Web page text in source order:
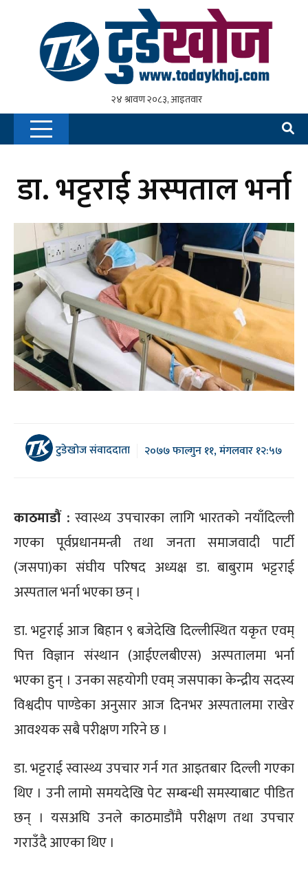
डा. भट्टराई अस्पताल भर्ना
टुडेखोज संवाददाता २०७७ फाल्गुन ११, मंगलवार १२:५७
काठमाडौं : स्वास्थ्य उपचारका लागि भारतको नयाँदिल्ली
गएका पूर्वप्रधानमन्त्री तथा जनता समाजवादी पार्टी
(जसपा)का संघीय परिषद अध्यक्ष डा. बाबुराम भट्टराई
अस्पताल भर्ना भएका छन् ।
डा. भट्टराई आज बिहान ९ बजेदेखि दिल्लीस्थित यकृत एवम्
पित्त विज्ञान संस्थान (आईएलबीएस) अस्पतालमा भर्ना
भएका हुन् । उनका सहयोगी एवम् जसपाका केन्द्रीय सदस्य
विश्वदीप पाण्डेका अनुसार आज दिनभर अस्पतालमा राखेर
आवश्यक सबै परीक्षण गरिने छ ।
डा. भट्टराई स्वास्थ्य उपचार गर्न गत आइतबार दिल्ली गएका
थिए । उनी लामो समयदेखि पेट सम्बन्धी समस्याबाट पीडित
छन् । यसअघि उनले काठमाडौंमै परीक्षण तथा उपचार
गराउँदै आएका थिए ।